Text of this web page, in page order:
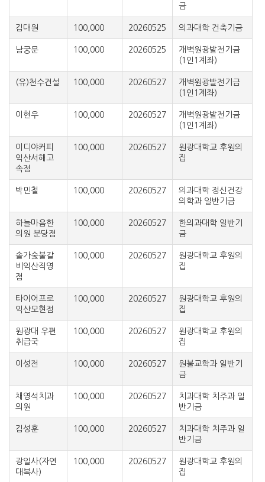
금
김대원 100,000 20260525 의과대학 건축기금
남궁문 100,000 20260525
개벽원광발전기금
(1인1계좌)
(유)천수건설 100,000 20260527
개벽원광발전기금
(1인1계좌)
이현우 100,000 20260527
개벽원광발전기금
(1인1계좌)
이디야커피
익산서해고
속점
100,000 20260527
원광대학교 후원의
집
박민철 100,000 20260527
의과대학 정신건강
의학과 일반기금
하늘마음한
의원 분당점
100,000 20260527
한의과대학 일반기
금
솔가숯불갈
비익산직영
점
100,000 20260527
원광대학교 후원의
집
타이어프로
익산모현점
100,000 20260527
원광대학교 후원의
집
원광대 우편
취급국
100,000 20260527
원광대학교 후원의
집
이성전 100,000 20260527
원불교학과 일반기
금
채영석치과
의원
100,000 20260527
치과대학 치주과 일
반기금
김성훈 100,000 20260527
치과대학 치주과 일
반기금
광일사(자연
대복사)
100,000 20260527
원광대학교 후원의
집